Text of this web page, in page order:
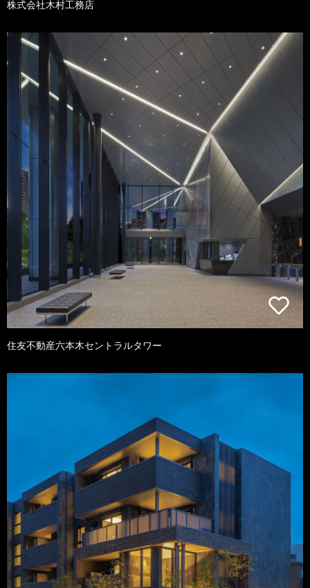
株式会社木村工務店
住友不動産六本木セントラルタワー